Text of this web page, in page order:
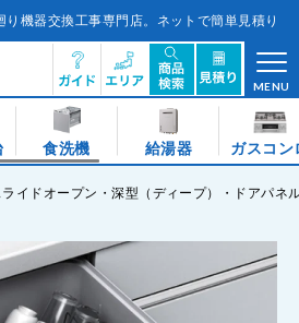
機器交換工事専門店。ネットで簡単見積り
MENU
食洗機 給湯器 ガスコン
イドオープン・深型（ディープ）・ドアパ